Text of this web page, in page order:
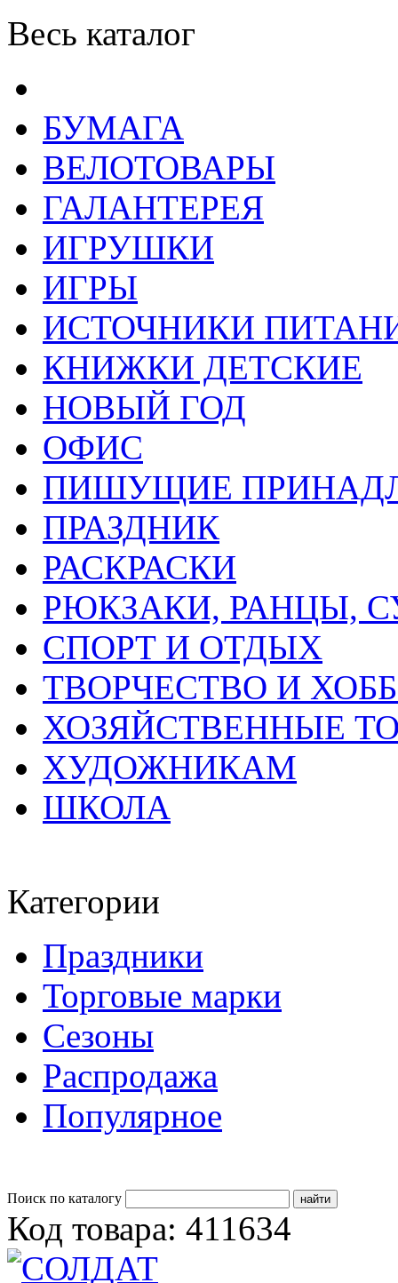
Весь каталог
БУМАГА
ВЕЛОТОВАРЫ
ГАЛАНТЕРЕЯ
ИГРУШКИ
ИГРЫ
ИСТОЧНИКИ
КНИЖКИ ДЕТСКИЕ
НОВЫЙ ГОД
ОФИС
ПИШУЩИЕ
ПРАЗДНИК
РАСКРАСКИ
РЮКЗАКИ, РАНЦЫ,
СПОРТ И ОТДЫХ
ТВОРЧЕСТВО И
ХОЗЯЙСТВЕННЫЕ
ХУДОЖНИКАМ
ШКОЛА
Категории
Праздники
Торговые марки
Сезоны
Распродажа
Популярное
Поиск по каталогу
Код товара: 411634